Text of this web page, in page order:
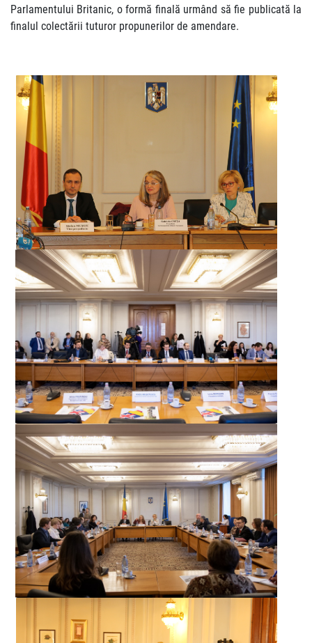
Parlamentului Britanic, o formă finală urmând să fie publicată la
finalul colectării tuturor propunerilor de amendare.